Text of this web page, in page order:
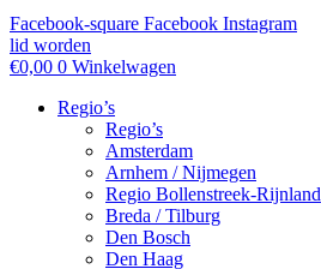
Facebook-square Facebook Instagram
lid worden
€0,00 0 Winkelwagen
Regio’s
Regio’s
Amsterdam
Arnhem / Nijmegen
Regio Bollenstreek-Rijnland
Breda / Tilburg
Den Bosch
Den Haag